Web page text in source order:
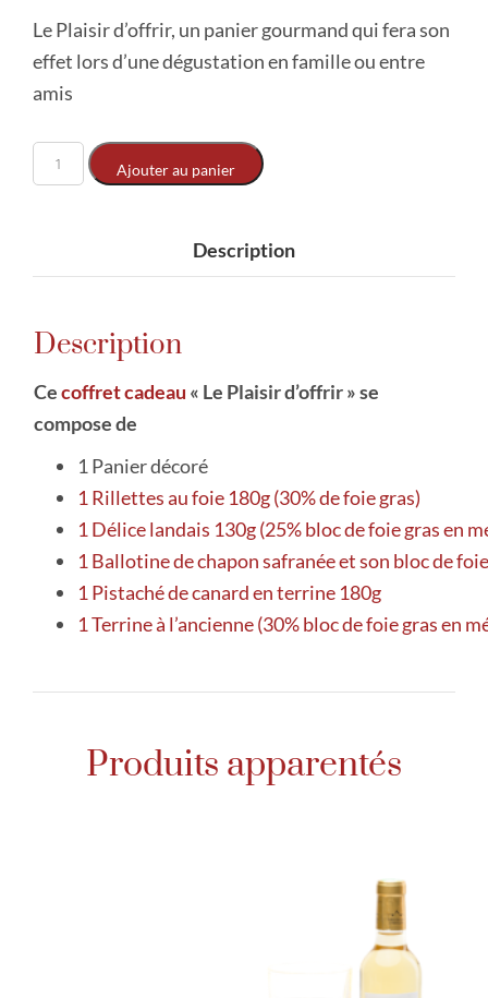
Le Plaisir d’offrir, un panier gourmand qui fera son
effet lors d’une dégustation en famille ou entre
amis
Ajouter au panier
Description
Description
Cecoffret cadeau « Le Plaisir d’offrir » se
compose de
1 Panier décoré
1 Rillettes au foie 180g (30% de foie gras)
1 Délice landais 130g (25% bloc de foie gras en
1 Ballotine de chapon safranée et son bloc de
1 Pistaché de canard en terrine 180g
1 Terrine à l’ancienne (30% bloc de foie gras en
Produits apparentés